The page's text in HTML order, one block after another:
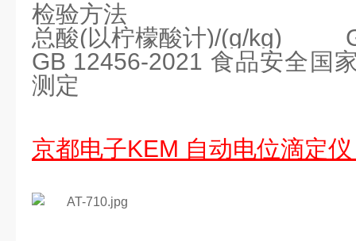
检验方法
总酸(以柠檬酸计)/(g/kg)
GB 12456-2021 食品安全国
测定
京都电子KEM 自动电位滴定